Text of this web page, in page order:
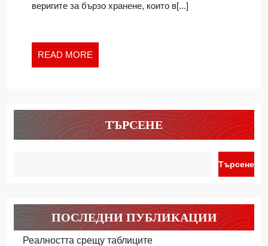
веригите за бързо хранене, които в[...]
READ MORE
MORE
ТЪРСЕНЕ
Търсене
ПОСЛЕДНИ ПУБЛИКАЦИИ
Реалността срещу таблиците